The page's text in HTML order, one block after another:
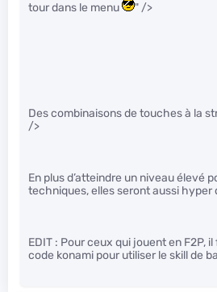
tour dans le menu
" />
Des combinaisons de touches à la
/>
En plus d’atteindre un niveau élevé
techniques, elles seront aussi hyper
EDIT : Pour ceux qui jouent en F2P,
code konami pour utiliser le skill de